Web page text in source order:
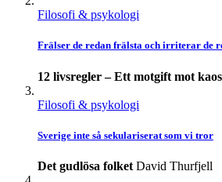
Filosofi & psykologi
Frälser de redan frälsta och irriterar de
12 livsregler – Ett motgift mot kaos
Filosofi & psykologi
Sverige inte så sekulariserat som vi tror
Det gudlösa folket David Thurfjell